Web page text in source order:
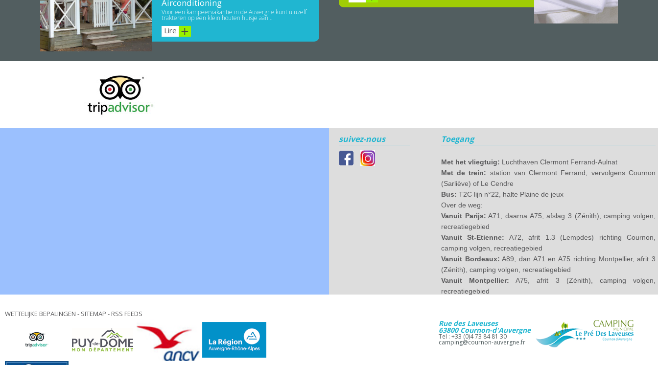
Airconditioning
Voor een kampeervakantie in de Auvergne kunt u uzelf
trakteren op een klein houten huisje aan…
Lire
suivez-nous Toegang
Met het vliegtuig: Luchthaven Clermont Ferrand-Aulnat
Met de trein: station van Clermont Ferrand, vervolgens Cournon
(Sarliève) of Le Cendre
Bus: T2C lijn n°22, halte Plaine de jeux
Over de weg:
Vanuit Parijs: A71, daarna A75, afslag 3 (Zénith), camping volgen,
recreatiegebied
Vanuit St-Etienne: A72, afrit 1.3 (Lempdes) richting Cournon,
camping volgen, recreatiegebied
Vanuit Bordeaux: A89, dan A71 en A75 richting Montpellier, afrit 3
(Zénith), camping volgen, recreatiegebied
Vanuit Montpellier: A75, afrit 3 (Zénith), camping volgen,
recreatiegebied
Rue des Laveuses
63800 Cournon-d'Auvergne
Tel : +33 (0)4 73 84 81 30
camping@cournon-auvergne.fr
WETTELIJKE BEPALINGEN - SITEMAP -RSS FEEDS